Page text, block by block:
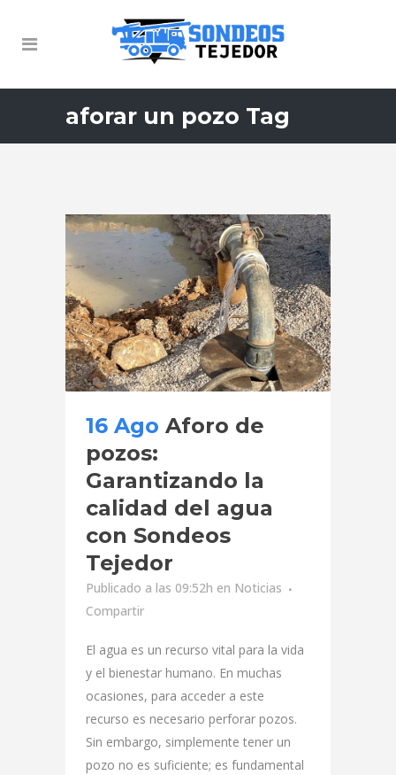
aforar un pozo Tag
16 Ago Aforo de
pozos:
Garantizando la
calidad del agua
con Sondeos
Tejedor
Publicado a las 09:52h en Noticias
Compartir
El agua es un recurso vital para la vida
y el bienestar humano. En muchas
ocasiones, para acceder a este
recurso es necesario perforar pozos.
Sin embargo, simplemente tener un
pozo no es suficiente; es fundamental